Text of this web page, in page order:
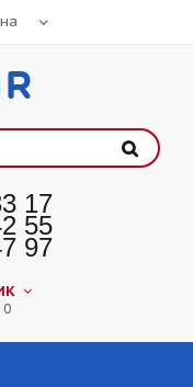
17
55
97
0